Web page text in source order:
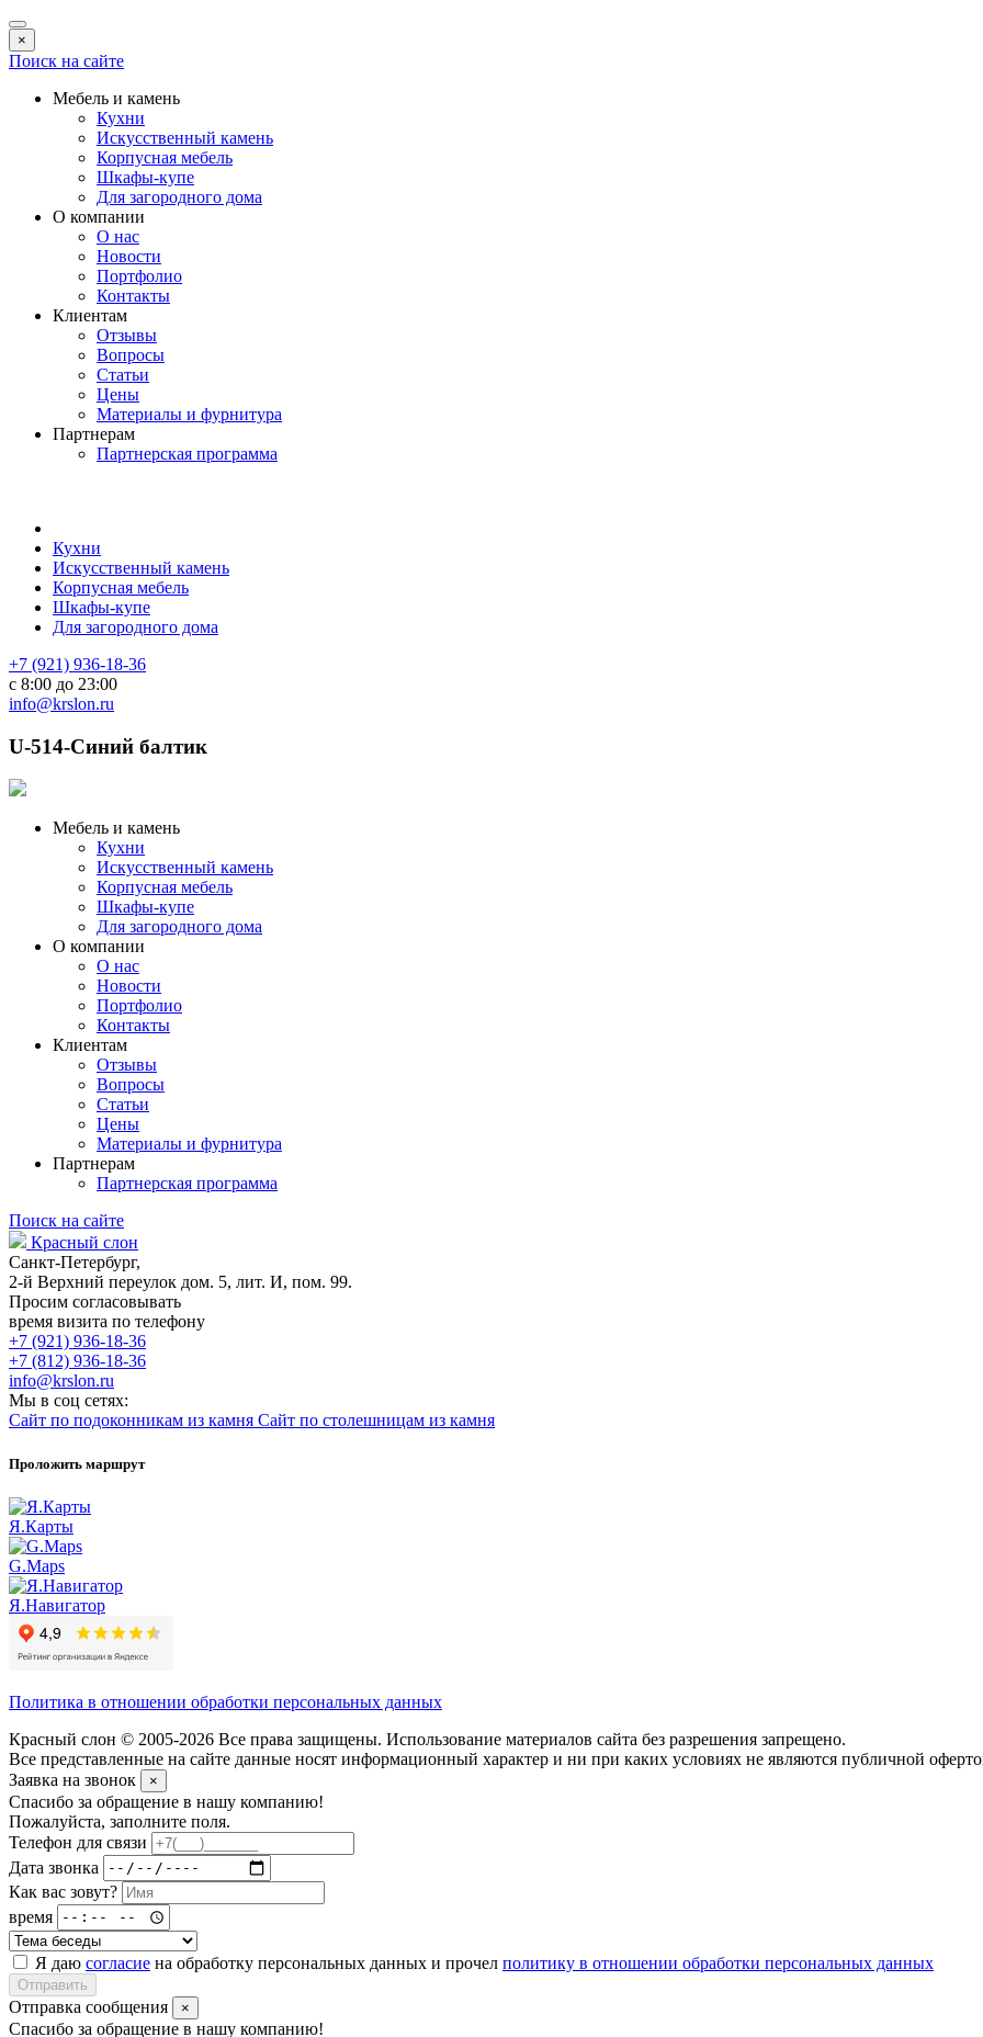
×
Поиск на сайте
Мебель и камень
Кухни
Искусственный камень
Корпусная мебель
Шкафы-купе
Для загородного дома
О компании
О нас
Новости
Портфолио
Контакты
Клиентам
Отзывы
Вопросы
Статьи
Цены
Материалы и фурнитура
Партнерам
Партнерская программа
Кухни
Искусственный камень
Корпусная мебель
Шкафы-купе
Для загородного дома
+7 (921) 936-18-36
с 8:00 до 23:00
info@krslon.ru
U-514-Синий балтик
Мебель и камень
Кухни
Искусственный камень
Корпусная мебель
Шкафы-купе
Для загородного дома
О компании
О нас
Новости
Портфолио
Контакты
Клиентам
Отзывы
Вопросы
Статьи
Цены
Материалы и фурнитура
Партнерам
Партнерская программа
Поиск на сайте
Красный слон
Санкт-Петербург,
2-й Верхний переулок дом. 5, лит. И, пом. 99.
Просим согласовывать
время визита по телефону
+7 (921) 936-18-36
+7 (812) 936-18-36
info@krslon.ru
Мы в соц сетях:
Сайт по подоконникам из камня Сайт по столешницам из камня
Проложить маршрут
Я.Карты
G.Maps
Я.Навигатор
Политика в отношении обработки персональных данных
Красный слон © 2005-2026 Все права защищены. Использование материалов сайта без разрешения запрещено.
Все представленные на сайте данные носят информационный характер и ни при каких условиях не являются публичной
Заявка на звонок
×
Спасибо за обращение в нашу компанию!
Пожалуйста, заполните поля.
Телефон для связи
Дата звонка
Как вас зовут?
время
Я даю согласие на обработку персональных данных и прочел политику в отношении обработки персональных данных
Отправить
Отправка сообщения ×
Спасибо за обращение в нашу компанию!